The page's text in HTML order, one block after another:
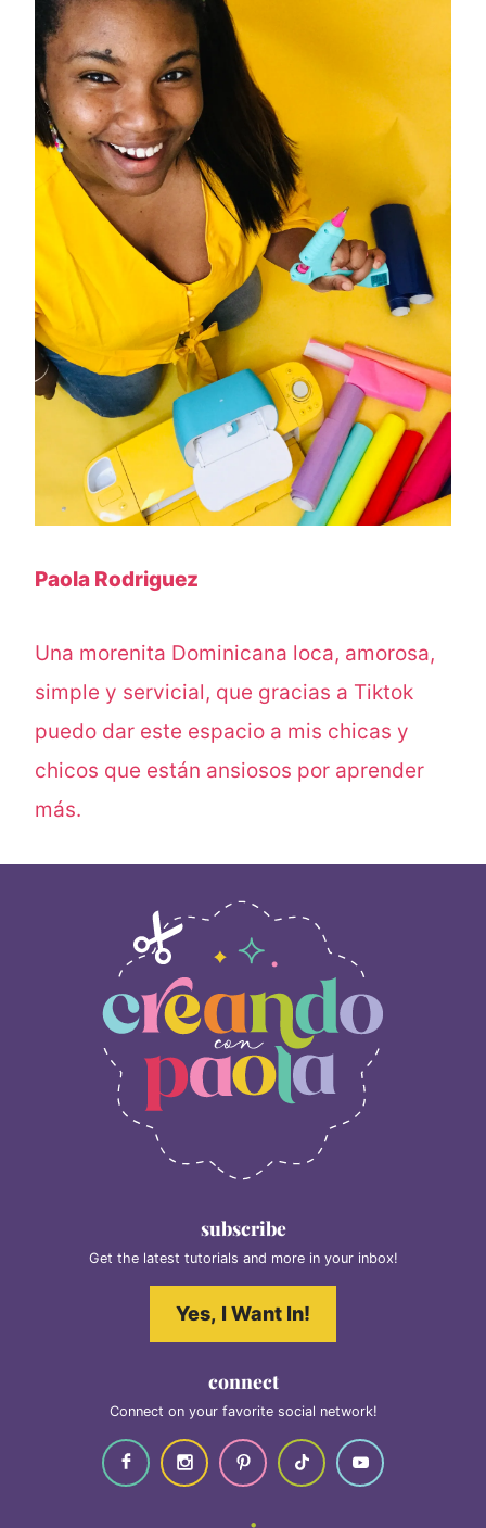
Paola Rodriguez
Una morenita Dominicana loca, amorosa,
simple y servicial, que gracias a Tiktok
puedo dar este espacio a mis chicas y
chicos que están ansiosos por aprender
más.
subscribe
Get the latest tutorials and more in your inbox!
Yes, I Want In!
connect
Connect on your favorite social network!